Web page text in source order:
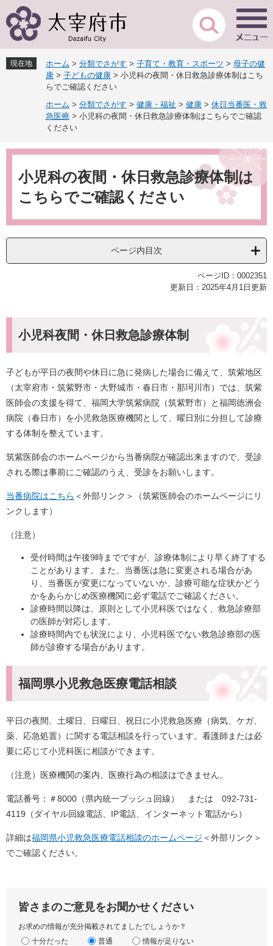
ー
先
頭
ニ
を
飛
へ
現在地 ホーム > 分類でさがす > 子育て・教育・スポーツ > 母子の健
康 > 子どもの健康 > 小児科の夜間・休日救急診療体制はこち
らでご確認ください
ホーム > 分類でさがす > 健康・福祉 > 健康 > 休日当番医・救
急医療 > 小児科の夜間・休日救急診療体制はこちらでご確認
ください
本
小児科の夜間・休日救急診療体制は
こちらでご確認ください
ページ内目次
ページID：0002351
更新日：2025年4月1日更新
小児科夜間・休日救急診療体制
子どもが平日の夜間や休日に急に発病した場合に備えて、筑紫地区
（太宰府市・筑紫野市・大野城市・春日市・那珂川市）では、筑紫
医師会の支援を得て、福岡大学筑紫病院（筑紫野市）と福岡徳洲会
病院（春日市）を小児救急医療機関として、曜日別に分担して診療
する体制を整えています。
筑紫医師会のホームページから当番病院が確認出来ますので、受診
される際は事前にご確認のうえ、受診をお願いします。
当番病院はこちら ＜外部リンク＞
（筑紫医師会のホームページにリ
ンクします）
（注意）
受付時間は午後9時までですが、診療体制により早く終了する
ことがあります。また、当番医は急に変更される場合があ
り、当番医が変更になっていないか、診療可能な症状かどう
かをあらかじめ医療機関に必ず電話でご確認ください。
診療時間以降は、原則として小児科医ではなく、救急診療部
の医師が対応します。
診療時間内でも状況により、小児科医でない救急診療部の医
師が診療する場合があります。
福岡県小児救急医療電話相談
平日の夜間、土曜日、日曜日、祝日に小児救急医療（病気、ケガ、
薬、応急処置）に関する電話相談を行っています。看護師または必
要に応じて小児科医に相談ができます。
（注意）医療機関の案内、医療行為の相談はできません。
電話番号：＃8000（県内統一プッシュ回線） または 092-731-
4119（ダイヤル回線電話、IP電話、インターネット電話から）
詳細は福岡県小児救急医療電話相談のホームページ ＜外部リンク＞
でご確認ください。
皆さまのご意見をお聞かせください
お求めの情報が充分掲載されてましたでしょうか？
十分だった
普通 情報が足りない